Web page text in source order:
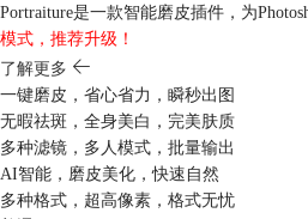
Portraiture是一款智能磨皮插件，为
模式，推荐升级！
了解更多
一键磨皮，省心省力，瞬秒出图
无暇祛斑，全身美白，完美肤质
多种滤镜，多人模式，批量输出
AI智能，磨皮美化，快速自然
多种格式，超高像素，格式无忧